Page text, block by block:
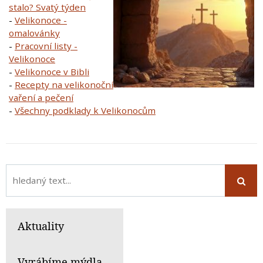
stalo? Svatý týden
- Velikonoce -
omalovánky
- Pracovní listy -
Velikonoce
- Velikonoce v Bibli
- Recepty na velikonoční
vaření a pečení
- Všechny podklady k Velikonocům
Aktuality